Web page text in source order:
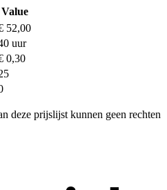
Value
52,00
uur
0,30
deze prijslijst kunnen geen rechten